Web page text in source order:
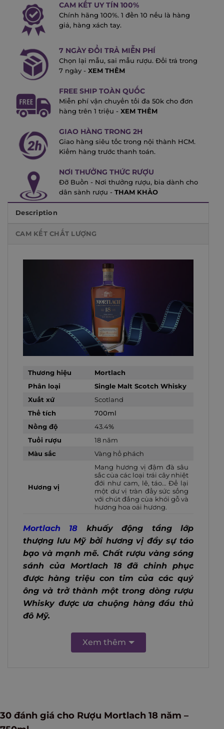
CAM KẾT UY TÍN 100%
Chính hãng 100%. 1 đền 10 nếu là hàng
giả, hàng xách tay.
7 NGÀY ĐỔI TRẢ MIỄN PHÍ
Chọn lại mẫu, sai mẫu rượu. Đổi trả trong
7 ngày - XEM THÊM
FREE SHIP TOÀN QUỐC
Miễn phí vận chuyển tối đa 50k cho đơn
hàng trên 1 triệu - XEM THÊM
GIAO HÀNG TRONG 2H
Giao hàng siêu tốc trong nội thành HCM.
Kiểm hàng trước thanh toán.
NƠI THƯỞNG THỨC RƯỢU
Đỡ Buồn - Nơi thưởng rượu, bia dành cho
dân sành rượu - THAM KHẢO
Description
CAM KẾT CHẤT LƯỢNG
Thương hiệu
Mortlach
Phân loại
Single Malt Scotch Whisky
Xuất xứ
Scotland
Thể tích
700ml
Nồng độ
43.4%
Tuổi rượu
18 năm
Màu sắc
Vàng hổ phách
Hương vị
Mang hương vị đậm đà sâu
sắc của các loại trái cây nhiệt
đới như cam, lê, táo… Để lại
một dư vị tràn đầy sức sống
với chút đắng của khói gỗ và
hương hoa oải hương.
Mortlach 18 khuấy động tầng lớp
thượng lưu Mỹ bởi hương vị đầy sự táo
bạo và mạnh mẽ. Chất rượu vàng sóng
sánh của Mortlach 18 đã chinh phục
được hàng triệu con tim của các quý
ông và trở thành một trong dòng rượu
Whisky được ưa chuộng hàng đầu thủ
đô Mỹ.
Xem thêm
30 đánh giá cho Rượu Mortlach 18 năm –